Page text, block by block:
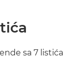
sa 7 listića